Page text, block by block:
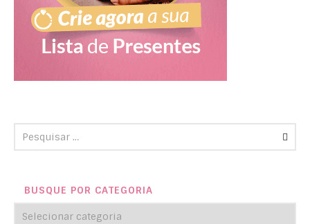
BUSQUE POR CATEGORIA